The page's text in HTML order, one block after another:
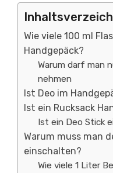
Wie viele 100 ml
Handgepäck?
Warum darf man
nehmen
Ist Deo im
Ist ein Rucksack
Ist ein Deo Stick
Warum muss man
einschalten?
Wie viele 1 Liter